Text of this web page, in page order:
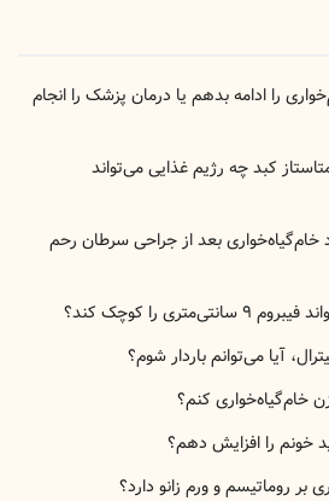
را ادامه بدهم یا درمان پزشک را انجام
کبد چه رژیم غذایی می‌تواند
خام‌گیاه‌خواری بعد از جراحی سرطان رحم